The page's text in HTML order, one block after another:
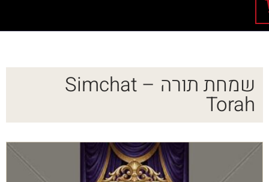
שמחת תורה – Simchat
Torah